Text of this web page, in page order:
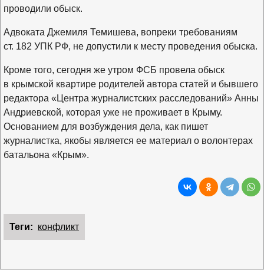
проводили обыск.
Адвоката Джемиля Темишева, вопреки требованиям
ст. 182 УПК РФ, не допустили к месту проведения обыска.
Кроме того, сегодня же утром ФСБ провела обыск
в крымской квартире родителей автора статей и бывшего
редактора «Центра журналистских расследований» Анны
Андриевской, которая уже не проживает в Крыму.
Основанием для возбуждения дела, как пишет
журналистка, якобы является ее материал о волонтерах
батальона «Крым».
Теги: конфликт